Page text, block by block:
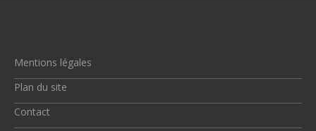
Mentions légales
Plan du site
Contact